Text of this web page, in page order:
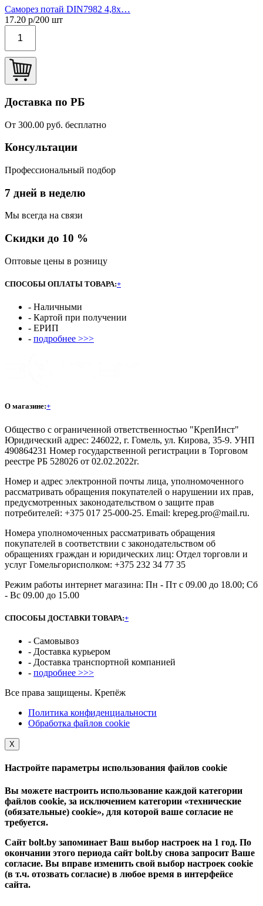
Саморез потай DIN7982 4,8х…
17.20 р/200 шт
Доставка по РБ
От 300.00 руб. бесплатно
Консультации
Профессиональный подбор
7 дней в неделю
Мы всегда на связи
Скидки до 10 %
Оптовые цены в розницу
СПОСОБЫ ОПЛАТЫ ТОВАРА:+
- Наличными
- Картой при получении
- ЕРИП
- подробнее >>>
О магазине:+
Общество с ограниченной ответственностью "КрепИнст"
Юридический адрес: 246022, г. Гомель, ул. Кирова, 35-9. УНП
490864231 Номер государственной регистрации в Торговом
реестре РБ 528026 от 02.02.2022г.
Номер и адрес электронной почты лица, уполномоченного
рассматривать обращения покупателей о нарушении их прав,
предусмотренных законодательством о защите прав
потребителей: +375 017 25-000-25. Email: krepeg.pro@mail.ru.
Номера уполномоченных рассматривать обращения
покупателей в соответствии с законодательством об
обращениях граждан и юридических лиц: Отдел торговли и
услуг Гомельгорисполком: +375 232 34 77 35
Режим работы интернет магазина: Пн - Пт с 09.00 до 18.00; Сб
- Вс 09.00 до 15.00
СПОСОБЫ ДОСТАВКИ ТОВАРА:+
- Самовывоз
- Доставка курьером
- Доставка транспортной компанией
- подробнее >>>
Все права защищены. Крепёж
Политика конфиденциальности
Обработка файлов cookie
Х
Настройте параметры использования файлов cookie
Вы можете настроить использование каждой категории
файлов cookie, за исключением категории «технические
(обязательные) cookie», для которой ваше согласие не
требуется.
Сайт bolt.by запоминает Ваш выбор настроек на 1 год. По
окончании этого периода сайт bolt.by снова запросит Ваше
согласие. Вы вправе изменить свой выбор настроек cookie
(в т.ч. отозвать согласие) в любое время в интерфейсе
сайта.